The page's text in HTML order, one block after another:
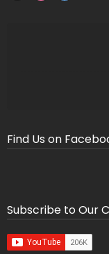
Find Us on
Subscribe to Our